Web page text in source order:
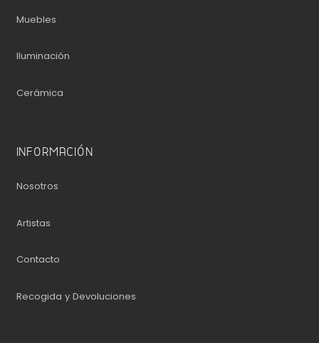
Muebles
Iluminación
Cerámica
INFORMACIÓN
Nosotros
Artistas
Contacto
Recogida y Devoluciones